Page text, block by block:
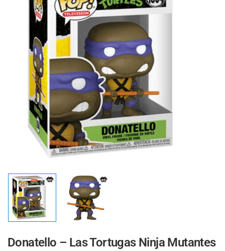
Donatello – Las Tortugas Ninja Mutantes